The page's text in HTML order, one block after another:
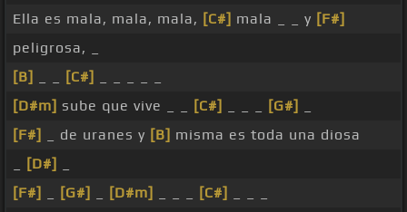
Ella es mala, mala, mala, [C#] mala _ _ y [F#]
peligrosa, _
[B]
[C#]
[D#m] sube que vive _ _ [C#] [G#]
[F#]
_ de uranes y [B] misma es toda una diosa
[D#]
[F#]
[G#] [D#m] [C#]